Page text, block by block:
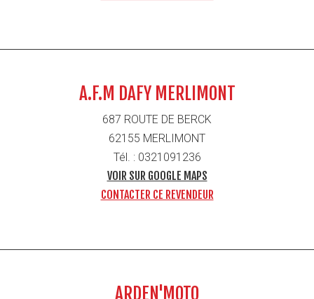
A.F.M DAFY MERLIMONT
687 ROUTE DE BERCK
62155 MERLIMONT
Tél. : 0321091236
VOIR SUR GOOGLE MAPS
CONTACTER CE REVENDEUR
ARDEN'MOTO